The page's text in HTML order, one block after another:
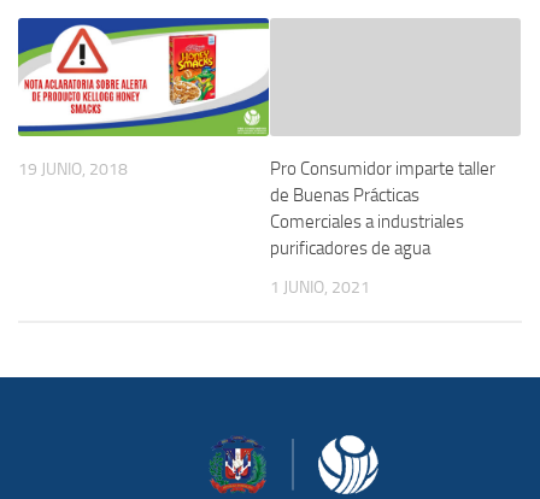
19 JUNIO, 2018
Pro Consumidor imparte taller
de Buenas Prácticas
Comerciales a industriales
purificadores de agua
1 JUNIO, 2021